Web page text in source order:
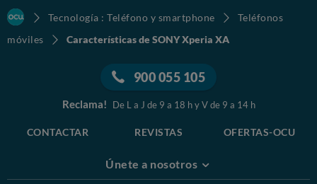
Tecnología : Teléfono y smartphone
Teléfonos
móviles
Características de SONY Xperia XA
900 055 105
Reclama! De L a J de 9 a 18 h y V de 9 a 14 h
CONTACTAR REVISTAS OFERTAS-OCU
Únete a nosotros